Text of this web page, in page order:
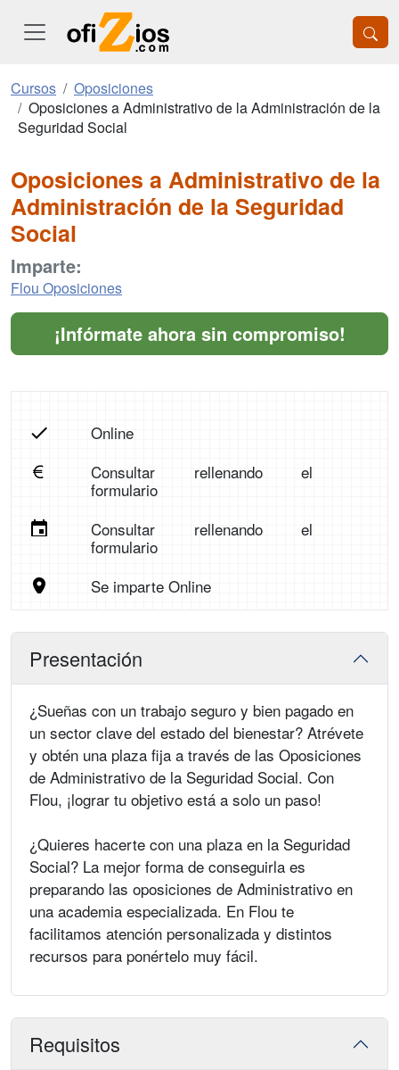
Cursos
Oposiciones
Oposiciones a Administrativo de la Administración de la
Seguridad Social
Oposiciones a Administrativo de la
Administración de la Seguridad
Social
Imparte:
Flou Oposiciones
¡Infórmate ahora sin compromiso!
Online
Consultar rellenando el
formulario
Consultar rellenando el
formulario
Se imparte Online
Presentación
¿Sueñas con un trabajo seguro y bien pagado en
un sector clave del estado del bienestar? Atrévete
y obtén una plaza fija a través de las Oposiciones
de Administrativo de la Seguridad Social. Con
Flou, ¡lograr tu objetivo está a solo un paso!
¿Quieres hacerte con una plaza en la Seguridad
Social? La mejor forma de conseguirla es
preparando las oposiciones de Administrativo en
una academia especializada. En Flou te
facilitamos atención personalizada y distintos
recursos para ponértelo muy fácil.
Requisitos